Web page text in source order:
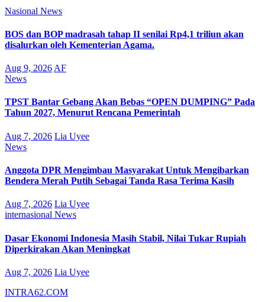
Nasional News
BOS dan BOP madrasah tahap II senilai Rp4,1 triliun akan
disalurkan oleh Kementerian Agama.
Aug 9, 2026 AF
News
TPST Bantar Gebang Akan Bebas “OPEN DUMPING” Pada
Tahun 2027, Menurut Rencana Pemerintah
Aug 7, 2026 Lia Uyee
News
Anggota DPR Mengimbau Masyarakat Untuk Mengibarkan
Bendera Merah Putih Sebagai Tanda Rasa Terima Kasih
Aug 7, 2026 Lia Uyee
internasional News
Dasar Ekonomi Indonesia Masih Stabil, Nilai Tukar Rupiah
Diperkirakan Akan Meningkat
Aug 7, 2026 Lia Uyee
INTRA62.COM